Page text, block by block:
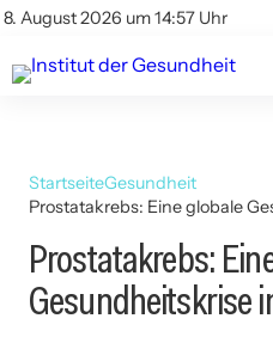
8. August 2026 um 14:57 Uhr
Kontakt
Kontakt
AGBs
StartseiteGesundheit
Prostatakrebs: Eine globale
Prostatakrebs:
Gesundheitskrise